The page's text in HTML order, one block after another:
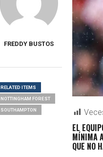
EL
MÍNIMA
QUE NO
FREDDY BUSTOS
RELATED ITEMS
NOTTINGHAM FOREST
SOUTHAMPTON